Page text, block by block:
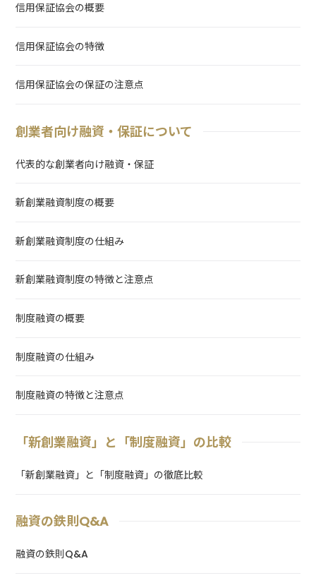
信用保証協会の概要
信用保証協会の特徴
信用保証協会の保証の注意点
創業者向け融資・保証について
代表的な創業者向け融資・保証
新創業融資制度の概要
新創業融資制度の仕組み
新創業融資制度の特徴と注意点
制度融資の概要
制度融資の仕組み
制度融資の特徴と注意点
「新創業融資」と「制度融資」の比較
「新創業融資」と「制度融資」の徹底比較
融資の鉄則Q&A
融資の鉄則Q&A